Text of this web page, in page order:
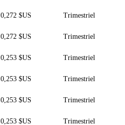
0,272 $US Trimestriel
0,272 $US Trimestriel
0,253 $US Trimestriel
0,253 $US Trimestriel
0,253 $US Trimestriel
0,253 $US Trimestriel